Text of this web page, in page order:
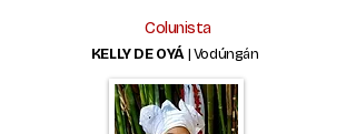
Colunista
KELLY DE OYÁ| Vodúngán